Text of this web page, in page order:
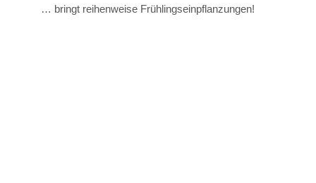
… bringt reihenweise Frühlingseinpflanzungen!